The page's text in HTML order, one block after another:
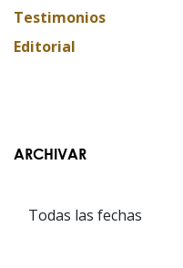
Testimonios
Editorial
ARCHIVAR